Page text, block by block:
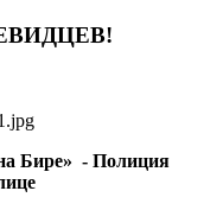
Бире» - Полиция